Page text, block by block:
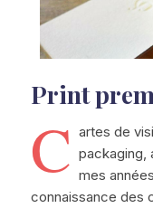
Print
C artes de
packaging,
mes
connaissance des